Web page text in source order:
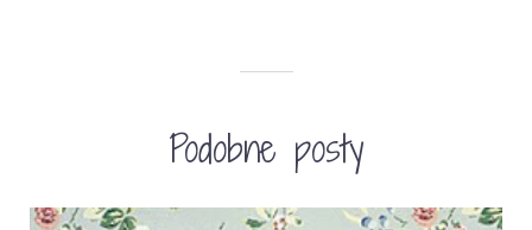
Podobne posty